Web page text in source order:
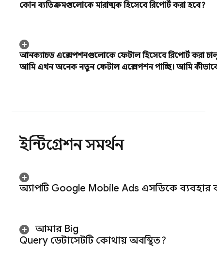
কোন ব্যতিক্রমগুলোকে মারাত্মক হিসেবে রিপোর্ট করা হবে?
আনক্যাচড এক্সেপশনগুলোকে ফেটাল হিসেবে রিপোর্ট করা
আমি এখন অনেক নতুন ফেটাল এক্সেপশন পাচ্ছি। আমি
ইন্টিগ্রেশন সমর্থন
অ্যাপটি Google Mobile Ads এসডিকে ব্যবহার
আমার Big
Query ডেটাসেটটি কোথায় অবস্থিত?